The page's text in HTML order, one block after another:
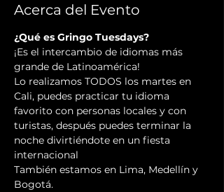
Acerca del Evento
¿Qué es Gringo Tuesdays?
¡Es el intercambio de idiomas más
grande de Latinoamérica!
Lo realizamos TODOS los martes en
Cali, puedes practicar tu idioma
favorito con personas locales y con
turistas, después puedes terminar la
noche divirtiéndote en un fiesta
internacional
También estamos en Lima, Medellín y
Bogotá.